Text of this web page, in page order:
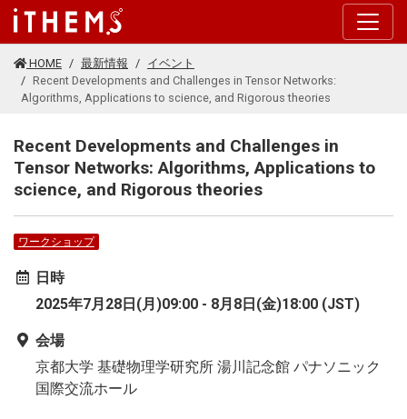
このページの本文に移動する
HOME 最新情報
イベント
Recent Developments and Challenges in Tensor Networks:
Algorithms, Applications to science, and Rigorous theories
Recent Developments and Challenges in
Tensor Networks: Algorithms, Applications to
science, and Rigorous theories
ワークショップ
日時
2025年7月28日(月)09:00 - 8月8日(金)18:00 (JST)
会場
京都大学 基礎物理学研究所 湯川記念館 パナソニック
国際交流ホール